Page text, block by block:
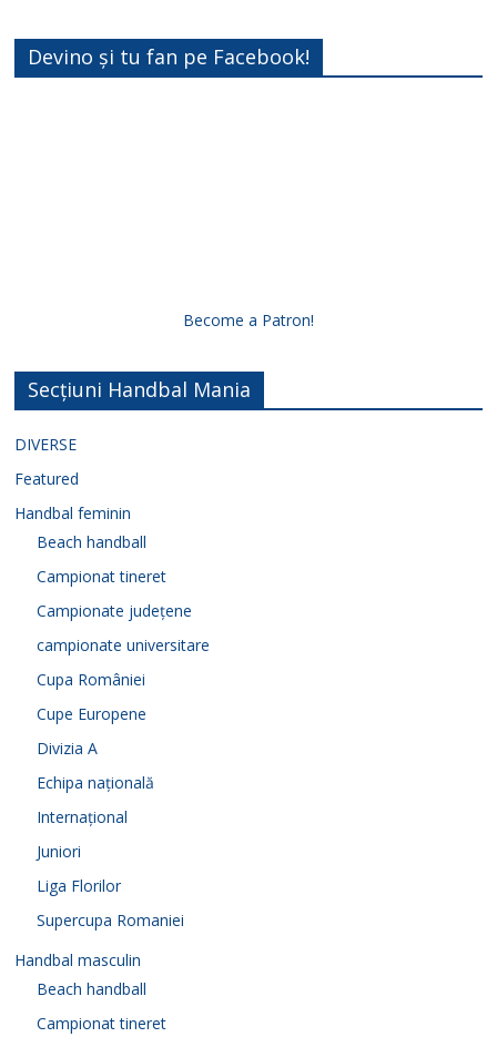
Devino și tu fan pe Facebook!
Become a Patron!
Secțiuni Handbal Mania
DIVERSE
Featured
Handbal feminin
Beach handball
Campionat tineret
Campionate județene
campionate universitare
Cupa României
Cupe Europene
Divizia A
Echipa națională
Internațional
Juniori
Liga Florilor
Supercupa Romaniei
Handbal masculin
Beach handball
Campionat tineret